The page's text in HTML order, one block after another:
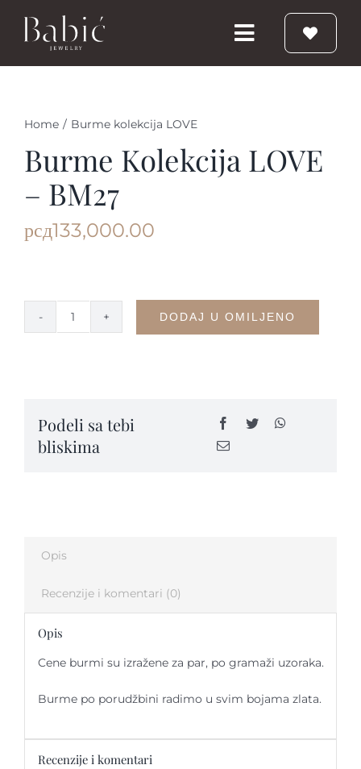
Toggle
Navigation
Prstenje
Nakit
Home / Burme kolekcija LOVE
Burme Kolekcija LOVE
– BM27
рсд133,000.00
Burme
quantity
DODAJ U OMILJENO
Podeli sa tebi
bliskima
Opis
Recenzije i komentari (0)
Opis
Cene burmi su izražene za par, po gramaži uzoraka.
Burme po porudžbini radimo u svim bojama zlata.
Recenzije i komentari